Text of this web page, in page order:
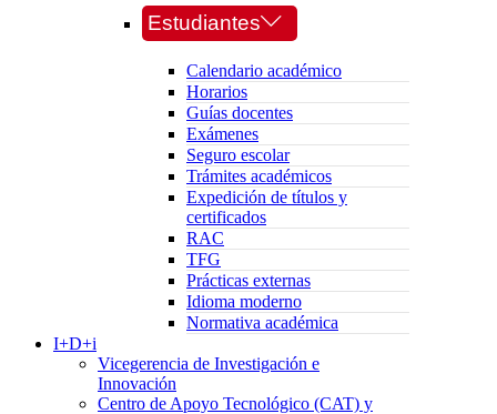
Estudiantes
Calendario académico
Horarios
Guías docentes
Exámenes
Seguro escolar
Trámites académicos
Expedición de títulos y
certificados
RAC
TFG
Prácticas externas
Idioma moderno
Normativa académica
I+D+i
Vicegerencia de Investigación e
Innovación
Centro de Apoyo Tecnológico (CAT) y